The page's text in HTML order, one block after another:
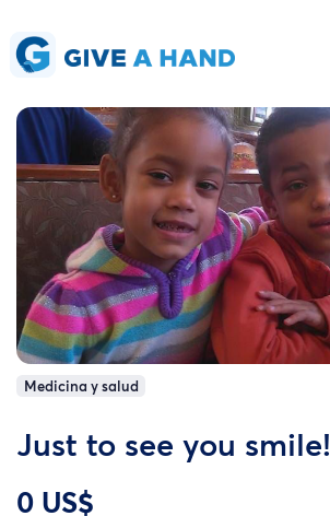
Medicina y salud
Just to see you smile!
0 US$